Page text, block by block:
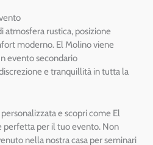
atmosfera rustica, posizione
moderno. El Molino viene
evento secondario
e tranquillità in tutta la
e scopri come El
perfetta per il tuo evento. Non
nella nostra casa per seminari